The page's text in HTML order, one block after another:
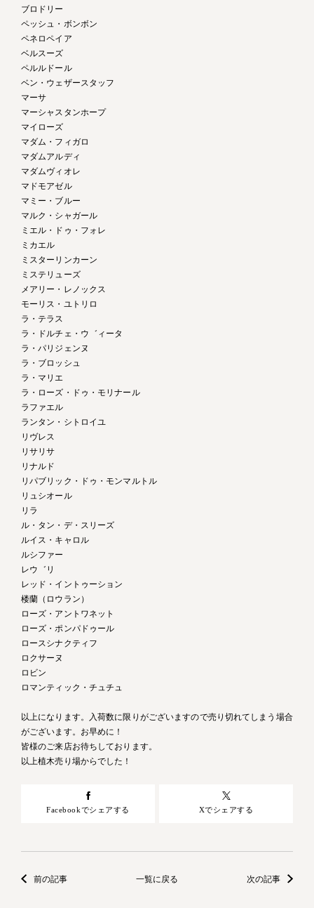
ブロドリー
ペッシュ・ボンボン
ペネロペイア
ベルスーズ
ペルルドール
ベン・ウェザースタッフ
マーサ
マーシャスタンホープ
マイローズ
マダム・フィガロ
マダムアルディ
マダムヴィオレ
マドモアゼル
マミー・ブルー
マルク・シャガール
ミエル・ドゥ・フォレ
ミカエル
ミスターリンカーン
ミステリューズ
メアリー・レノックス
モーリス・ユトリロ
ラ・テラス
ラ・ドルチェ・ウ゛ィータ
ラ・パリジェンヌ
ラ・ブロッシュ
ラ・マリエ
ラ・ローズ・ドゥ・モリナール
ラファエル
ランタン・シトロイユ
リヴレス
リサリサ
リナルド
リパブリック・ドゥ・モンマルトル
リュシオール
リラ
ル・タン・デ・スリーズ
ルイス・キャロル
ルシファー
レウ゛リ
レッド・イントゥーション
楼蘭（ロウラン）
ローズ・アントワネット
ローズ・ポンパドゥール
ロースシナクティフ
ロクサーヌ
ロビン
ロマンティック・チュチュ
以上になります。入荷数に限りがございますので売り切れてしまう場合
がございます。お早めに！
皆様のご来店お待ちしております。
以上植木売り場からでした！
Facebookでシェアする Xでシェアする
前の記事 一覧に戻る 次の記事